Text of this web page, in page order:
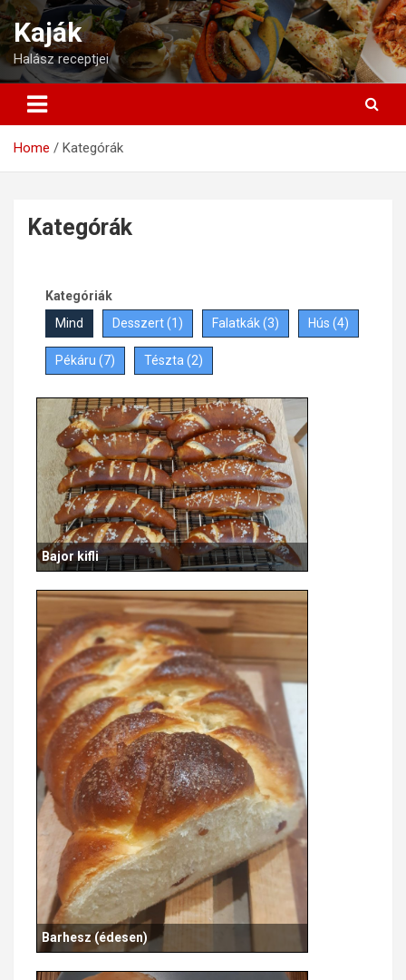
Kaják
Halász receptjei
Home Kategórák
Kategórák
Kategóriák
Mind
Desszert (1 ) Falatkák (3) Hús (4)
Pékáru (7) Tészta (2)
Bajor kifli
Barhesz (édesen)